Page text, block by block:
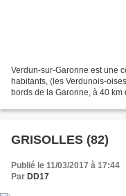
Verdun-sur-Garonne est une
habitants, (les Verdunois-
bords de la Garonne, à 40
GRISOLLES (82)
Publié le 11/03/2017 à 17:44
Par DD17